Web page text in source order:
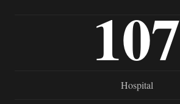
107
Hospital